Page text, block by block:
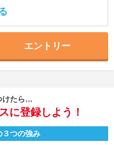
エントリー
けたら…
に登録しよう！
３つの強み